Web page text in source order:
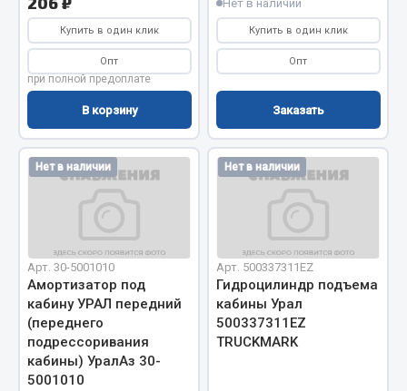
Запчасти на полуприцепы
Амортизаторы для полуприцепов
Весь раздел
Запчасти КамАЗ
Система выпуска газа
Система охлаждения
Сцепление
Коробка передач
Коробка передач ZF
Купить в один клик
Опт
при полной предоплате
В корзину
Нет в наличии
Купить в один клик
Опт
Заказать
Нет в наличии
Арт. 30-5001010
Амортизатор под
кабину УРАЛ передний
(переднего
подрессоривания
кабины) УралАз 30-
5001010
Нет в наличии
Арт. 500337311EZ
Гидроцилиндр подъема
кабины Урал
500337311EZ
TRUCKMARK